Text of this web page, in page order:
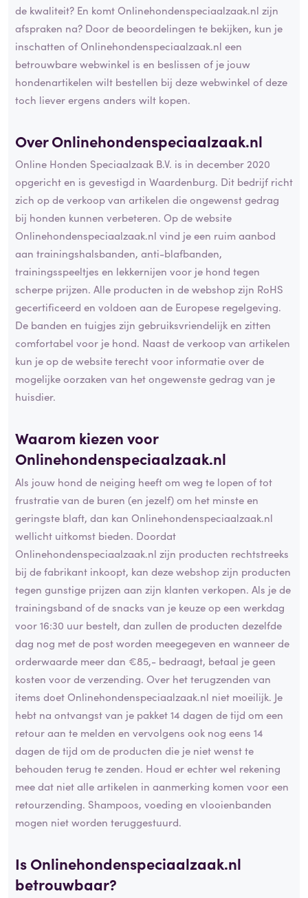
de kwaliteit? En komt Onlinehondenspeciaalzaak.nl zijn
afspraken na? Door de beoordelingen te bekijken, kun je
inschatten of Onlinehondenspeciaalzaak.nl een
betrouwbare webwinkel is en beslissen of je jouw
hondenartikelen wilt bestellen bij deze webwinkel of deze
toch liever ergens anders wilt kopen.
Over Onlinehondenspeciaalzaak.nl
Online Honden Speciaalzaak B.V. is in december 2020
opgericht en is gevestigd in Waardenburg. Dit bedrijf richt
zich op de verkoop van artikelen die ongewenst gedrag
bij honden kunnen verbeteren. Op de website
Onlinehondenspeciaalzaak.nl vind je een ruim aanbod
aan trainingshalsbanden, anti-blafbanden,
trainingsspeeltjes en lekkernijen voor je hond tegen
scherpe prijzen. Alle producten in de webshop zijn RoHS
gecertificeerd en voldoen aan de Europese regelgeving.
De banden en tuigjes zijn gebruiksvriendelijk en zitten
comfortabel voor je hond. Naast de verkoop van artikelen
kun je op de website terecht voor informatie over de
mogelijke oorzaken van het ongewenste gedrag van je
huisdier.
Waarom kiezen voor
Onlinehondenspeciaalzaak.nl
Als jouw hond de neiging heeft om weg te lopen of tot
frustratie van de buren (en jezelf) om het minste en
geringste blaft, dan kan Onlinehondenspeciaalzaak.nl
wellicht uitkomst bieden. Doordat
Onlinehondenspeciaalzaak.nl zijn producten rechtstreeks
bij de fabrikant inkoopt, kan deze webshop zijn producten
tegen gunstige prijzen aan zijn klanten verkopen. Als je de
trainingsband of de snacks van je keuze op een werkdag
voor 16:30 uur bestelt, dan zullen de producten dezelfde
dag nog met de post worden meegegeven en wanneer de
orderwaarde meer dan €85,- bedraagt, betaal je geen
kosten voor de verzending. Over het terugzenden van
items doet Onlinehondenspeciaalzaak.nl niet moeilijk. Je
hebt na ontvangst van je pakket 14 dagen de tijd om een
retour aan te melden en vervolgens ook nog eens 14
dagen de tijd om de producten die je niet wenst te
behouden terug te zenden. Houd er echter wel rekening
mee dat niet alle artikelen in aanmerking komen voor een
retourzending. Shampoos, voeding en vlooienbanden
mogen niet worden teruggestuurd.
Is Onlinehondenspeciaalzaak.nl
betrouwbaar?